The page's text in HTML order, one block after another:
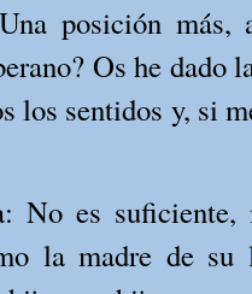
posición más,
Os he dado
los sentidos y, si
No es suficiente,
la madre de